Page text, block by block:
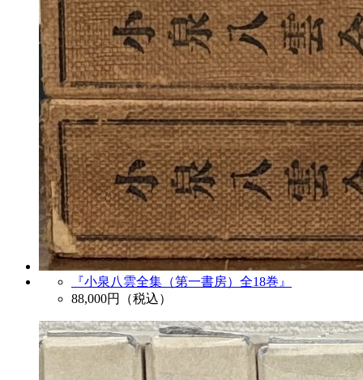
『小泉八雲全集（第一書房）全18巻』
88,000円（税込）